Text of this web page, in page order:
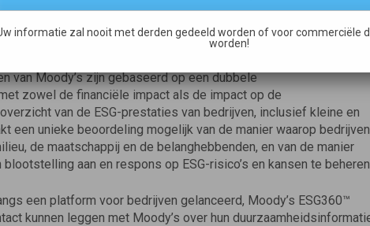
bedrijven wereldwijd. In de komende maanden zal het platform
waaronder een dekking van 300 miljoen publieke en
en door ESG-analisten geverifieerde scores.
van Moody’s zijn gebaseerd op een dubbele
zowel de financiële impact als de impact op de
van de ESG-prestaties van bedrijven, inclusief kleine en
een unieke beoordeling mogelijk van de manier waarop bedrijven
de maatschappij en de belanghebbenden, en van de manier
aan en respons op ESG-risico’s en kansen te
een platform voor bedrijven gelanceerd, Moody’s ESG360™
kunnen leggen met Moody’s over hun
informatie zal nooit met derden gedeeld worden of voor commerciële
worden!